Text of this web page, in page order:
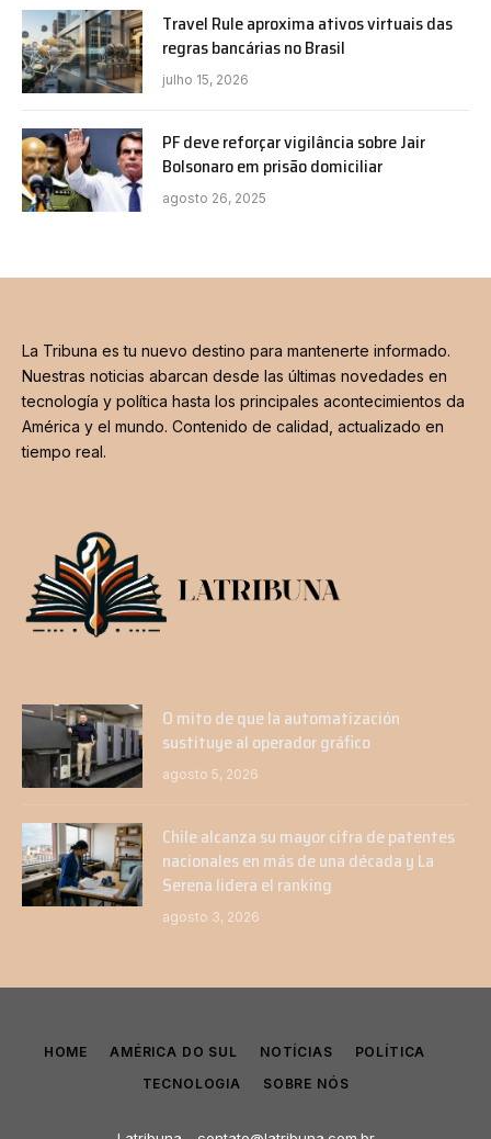
Travel Rule aproxima ativos virtuais das
regras bancárias no Brasil
julho 15, 2026
PF deve reforçar vigilância sobre Jair
Bolsonaro em prisão domiciliar
agosto 26, 2025
La Tribuna es tu nuevo destino para mantenerte informado.
Nuestras noticias abarcan desde las últimas novedades en
tecnología y política hasta los principales acontecimientos da
América y el mundo. Contenido de calidad, actualizado en
tiempo real.
O mito de que la automatización
sustituye al operador gráfico
agosto 5, 2026
Chile alcanza su mayor cifra de patentes
nacionales en más de una década y La
Serena lidera el ranking
agosto 3, 2026
HOME AMÉRICA DO SUL NOTÍCIAS
POLÍTICA
TECNOLOGIA
SOBRE NÓS